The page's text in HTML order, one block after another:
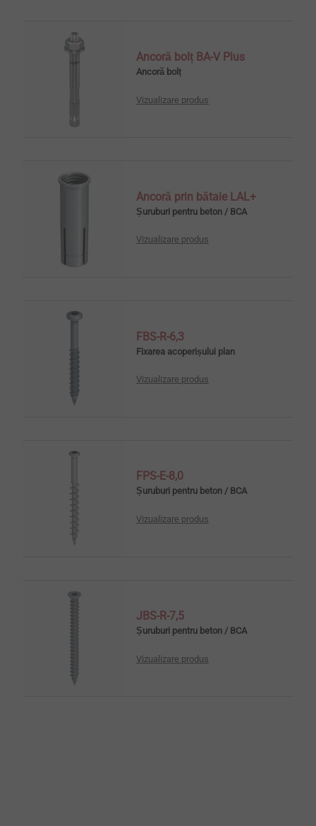
Ancoră bolț BA-V Plus
Ancoră bolț
Vizualizare produs
Ancoră prin bătaie LAL+
Șuruburi pentru beton / BCA
Vizualizare produs
FBS-R-6,3
Fixarea acoperișului plan
Vizualizare produs
FPS-E-8,0
Șuruburi pentru beton / BCA
Vizualizare produs
JBS-R-7,5
Șuruburi pentru beton / BCA
Vizualizare produs